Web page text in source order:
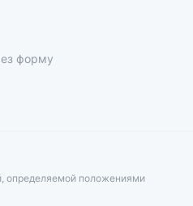
форму
определяемой положениями